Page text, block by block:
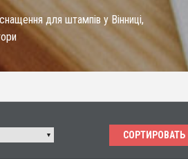
для штампів у Вінниці,
СОРТИРОВАТЬ